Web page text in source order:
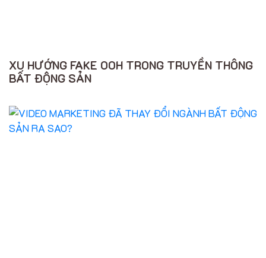
XU HƯỚNG FAKE OOH TRONG TRUYỀN THÔNG
BẤT ĐỘNG SẢN